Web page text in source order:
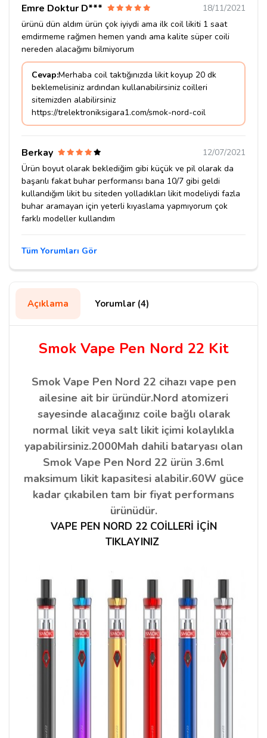
Emre Doktur D***
18/11/2021
ürünü dün aldım ürün çok iyiydi ama ilk coil likiti 1 saat
emdirmeme rağmen hemen yandı ama kalite süper coili
nereden alacağımı bilmiyorum
Cevap:Merhaba coil taktığınızda likit koyup 20 dk
beklemelisiniz ardından kullanabilirsiniz coilleri
sitemizden alabilirsiniz
https://trelektroniksigara1.com/smok-nord-coil
Berkay
12/07/2021
Ürün boyut olarak beklediğim gibi küçük ve pil olarak da
başarılı fakat buhar performansı bana 10/7 gibi geldi
kullandığım likit bu siteden yolladıkları likit modeliydi fazla
buhar aramayan için yeterli kıyaslama yapmıyorum çok
farklı modeller kullandım
Tüm Yorumları Gör
Açıklama Yorumlar (4)
Smok Vape Pen Nord 22 Kit
Smok Vape Pen Nord 22 cihazı vape pen
ailesine ait bir üründür.Nord atomizeri
sayesinde alacağınız coile bağlı olarak
normal likit veya salt likit içimi kolaylıkla
yapabilirsiniz.2000Mah dahili bataryası olan
Smok Vape Pen Nord 22 ürün 3.6ml
maksimum likit kapasitesi alabilir.60W güce
kadar çıkabilen tam bir fiyat performans
ürünüdür.
VAPE PEN NORD 22 COİLLERİ İÇİN
TIKLAYINIZ